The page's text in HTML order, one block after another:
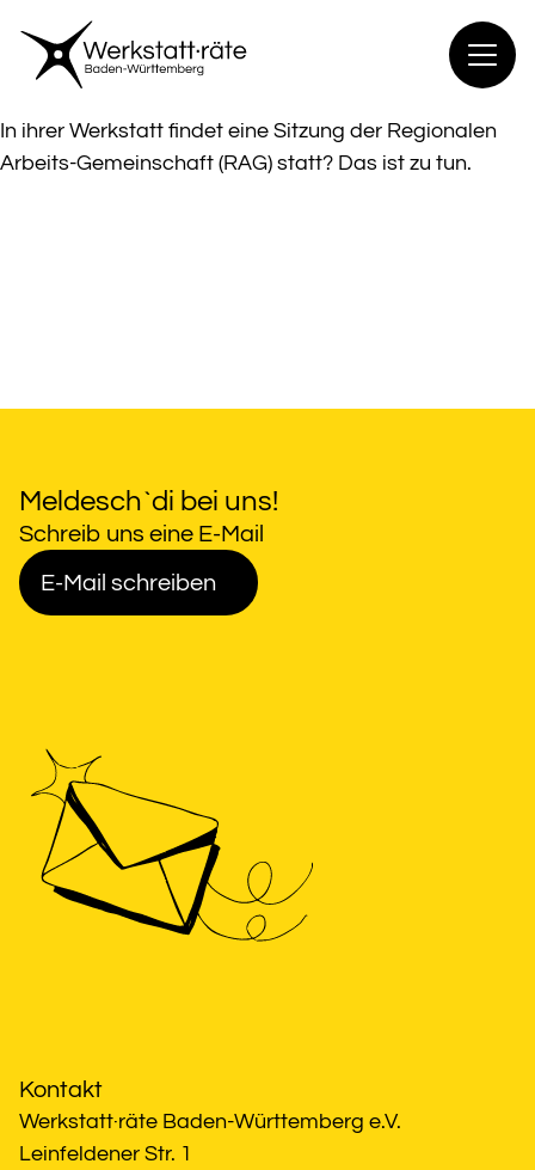
Inhalt
springen
In ihrer Werkstatt findet eine Sitzung der Regionalen
Arbeits-Gemeinschaft (RAG) statt? Das ist zu tun.
Meldesch`di bei uns!
Schreib uns eine E-Mail
E-Mail schreiben
Kontakt
Werkstatt·räte Baden-Württemberg e.V.
Leinfeldener Str. 1